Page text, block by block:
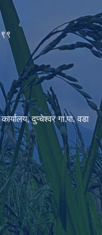
दुप्चेश्वर गा.पा. वडा